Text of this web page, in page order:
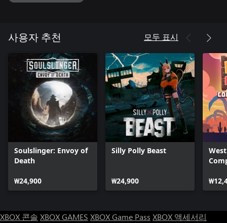
이계의 사운드트랙
요. 정신 나간 사이비 종교 무리를 처치하고 상상조차 할 수 없는
고대 악에 맞서며 몇 시간 동안 헤드뱅잉하게 만들 오리지널 사운
드트랙을 감상하세요.
사용자 추천 모두 표시
Soulslinger: Envoy of
Death
₩24,900
Silly Polly Beast
₩24,900
XBOX 콘솔 XBOX GAMES XBOX Game Pass XBOX 액세서리